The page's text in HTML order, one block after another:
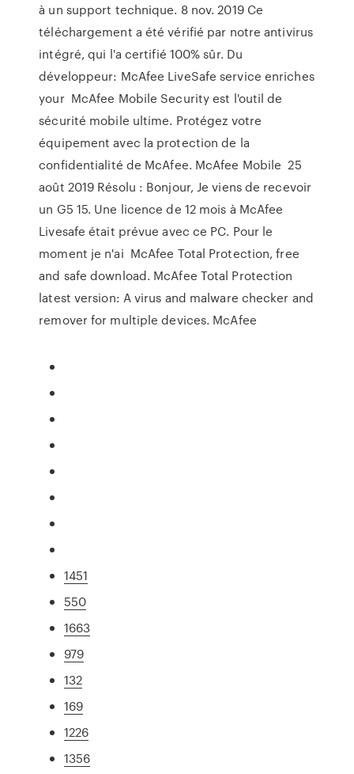
à un support technique. 8 nov. 2019 Ce
téléchargement a été vérifié par notre antivirus
intégré, qui l'a certifié 100% sûr. Du
développeur: McAfee LiveSafe service enriches
your McAfee Mobile Security est l'outil de
sécurité mobile ultime. Protégez votre
équipement avec la protection de la
confidentialité de McAfee. McAfee Mobile 25
août 2019 Résolu : Bonjour, Je viens de recevoir
un G5 15. Une licence de 12 mois à McAfee
Livesafe était prévue avec ce PC. Pour le
moment je n'ai McAfee Total Protection, free
and safe download. McAfee Total Protection
latest version: A virus and malware checker and
remover for multiple devices. McAfee
1451
550
1663
979
132
169
1226
1356